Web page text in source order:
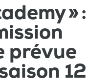
» :
prévue
12